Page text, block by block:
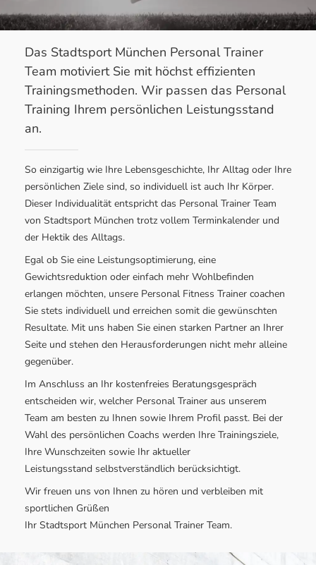
Das Stadtsport München Personal Trainer
Team motiviert Sie mit höchst effizienten
Trainingsmethoden. Wir passen das Personal
Training Ihrem persönlichen Leistungsstand
an.
So einzigartig wie Ihre Lebensgeschichte, Ihr Alltag oder Ihre
persönlichen Ziele sind, so individuell ist auch Ihr Körper.
Dieser Individualität entspricht das Personal Trainer Team
von Stadtsport München trotz vollem Terminkalender und
der Hektik des Alltags.
Egal ob Sie eine Leistungsoptimierung, eine
Gewichtsreduktion oder einfach mehr Wohlbefinden
erlangen möchten, unsere Personal Fitness Trainer coachen
Sie stets individuell und erreichen somit die gewünschten
Resultate. Mit uns haben Sie einen starken Partner an Ihrer
Seite und stehen den Herausforderungen nicht mehr alleine
gegenüber.
Im Anschluss an Ihr kostenfreies Beratungsgespräch
entscheiden wir, welcher Personal Trainer aus unserem
Team am besten zu Ihnen sowie Ihrem Profil passt. Bei der
Wahl des persönlichen Coachs werden Ihre Trainingsziele,
Ihre Wunschzeiten sowie Ihr aktueller
Leistungsstand selbstverständlich berücksichtigt.
Wir freuen uns von Ihnen zu hören und verbleiben mit
sportlichen Grüßen
Ihr Stadtsport München Personal Trainer Team.